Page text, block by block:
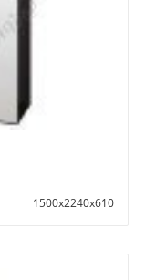
1500х2240х610